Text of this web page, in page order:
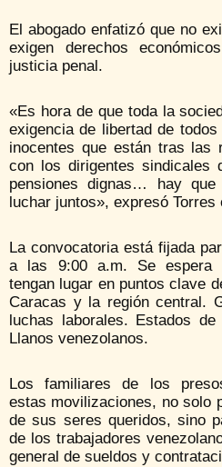
El abogado enfatizó que no
exigen derechos
justicia penal.
«Es hora de que toda la
exigencia de libertad de
inocentes que están tras las
con los dirigentes sindicales
pensiones dignas… hay
luchar juntos», expresó Torres
La convocatoria está fijada
a las 9:00 a.m. Se espera
tengan lugar en puntos clave
Caracas y la región central.
luchas laborales. Estados
Llanos venezolanos.
Los familiares de los
estas movilizaciones, no solo
de sus seres queridos, sino
de los trabajadores
general de sueldos y